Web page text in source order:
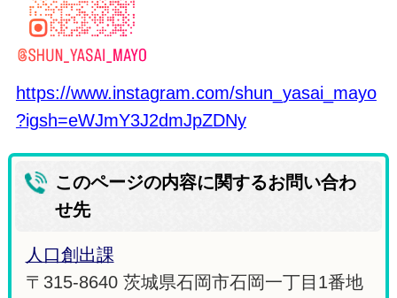
https://www.instagram.com/shun_yasai_mayo
?igsh=eWJmY3J2dmJpZDNy
このページの内容に関するお問い合わ
せ先
人口創出課
〒315-8640 茨城県石岡市石岡一丁目1番地